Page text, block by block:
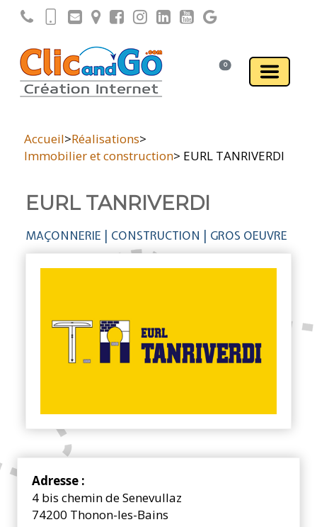
0
Accueil>Réalisations>
Immobilier et construction> EURL TANRIVERDI
EURL TANRIVERDI
MAÇONNERIE | CONSTRUCTION | GROS OEUVRE
Adresse :
4 bis chemin de Senevullaz
74200 Thonon-les-Bains